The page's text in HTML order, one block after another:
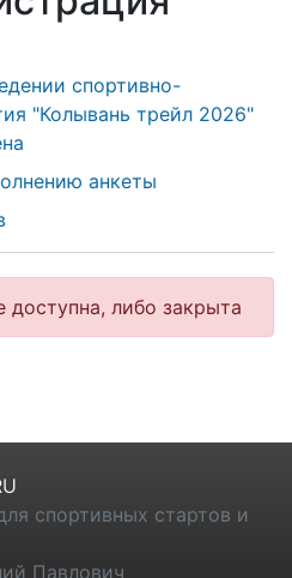
спортивно-
"Колывань трейл 2026"
анкеты
доступна, либо закрыта
спортивных стартов и
Павлович